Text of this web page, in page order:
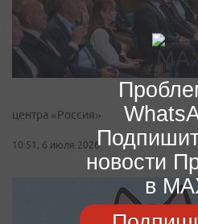
центра «Россия»
10:51, 6 июля 2026
новости
в